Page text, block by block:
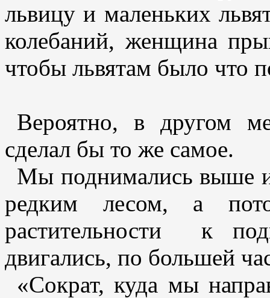
львицу и маленьких
колебаний, женщина
чтобы львятам было что
Вероятно, в другом
сделал бы то же самое.
Мы поднимались выше
редким лесом, а
растительности к
двигались, по большей
«Сократ, куда мы